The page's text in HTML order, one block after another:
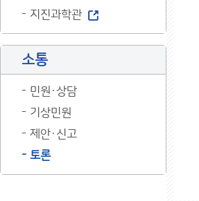
지진과학관
소통
민원·상담
기상민원
제안·신고
토론